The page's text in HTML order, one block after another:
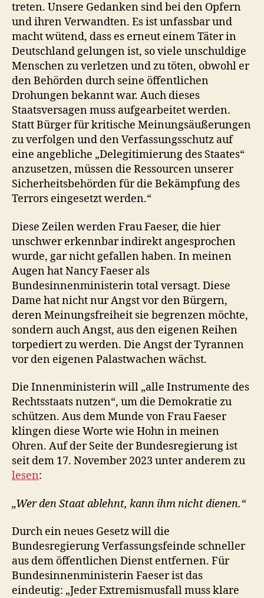
treten. Unsere Gedanken sind bei den Opfern
und ihren Verwandten. Es ist unfassbar und
macht wütend, dass es erneut einem Täter in
Deutschland gelungen ist, so viele unschuldige
Menschen zu verletzen und zu töten, obwohl er
den Behörden durch seine öffentlichen
Drohungen bekannt war. Auch dieses
Staatsversagen muss aufgearbeitet werden.
Statt Bürger für kritische Meinungsäußerungen
zu verfolgen und den Verfassungsschutz auf
eine angebliche „Delegitimierung des Staates“
anzusetzen, müssen die Ressourcen unserer
Sicherheitsbehörden für die Bekämpfung des
Terrors eingesetzt werden.“
Diese Zeilen werden Frau Faeser, die hier
unschwer erkennbar indirekt angesprochen
wurde, gar nicht gefallen haben. In meinen
Augen hat Nancy Faeser als
Bundesinnenministerin total versagt. Diese
Dame hat nicht nur Angst vor den Bürgern,
deren Meinungsfreiheit sie begrenzen möchte,
sondern auch Angst, aus den eigenen Reihen
torpediert zu werden. Die Angst der Tyrannen
vor den eigenen Palastwachen wächst.
Die Innenministerin will „alle Instrumente des
Rechtsstaats nutzen“, um die Demokratie zu
schützen. Aus dem Munde von Frau Faeser
klingen diese Worte wie Hohn in meinen
Ohren. Auf der Seite der Bundesregierung ist
seit dem 17. November 2023 unter anderem zu
lesen:
„Wer den Staat ablehnt, kann ihm nicht dienen.“
Durch ein neues Gesetz will die
Bundesregierung Verfassungsfeinde schneller
aus dem öffentlichen Dienst entfernen. Für
Bundesinnenministerin Faeser ist das
eindeutig: „Jeder Extremismusfall muss klare